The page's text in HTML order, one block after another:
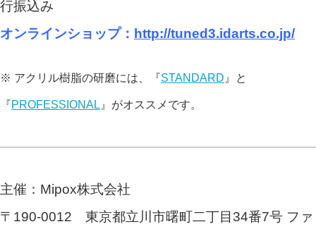
行振込み
オンラインショップ： http://tuned3.idarts.co.jp/
※ アクリル樹脂の研磨には、『STANDARD 』と
『PROFESSIONAL 』がオススメです。
主催：Mipox株式会社
〒190-0012 東京都立川市曙町二丁目34番7号 ファ